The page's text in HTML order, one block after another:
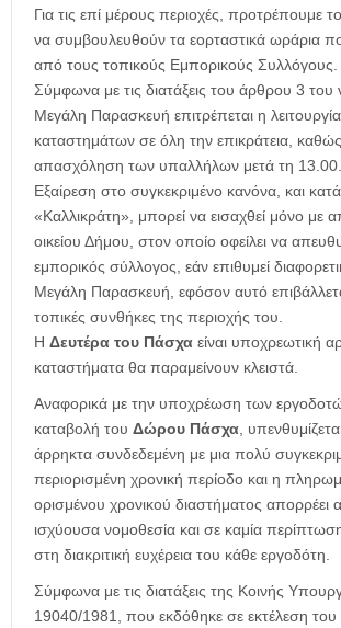
Για τις επί μέρους περιοχές, προτρέπουμε
να συμβουλευθούν τα εορταστικά ωράρια
από τους τοπικούς Εμπορικούς Συλλόγους.
Σύμφωνα με τις διατάξεις του άρθρου 3
Μεγάλη Παρασκευή επιτρέπεται η
καταστημάτων σε όλη την επικράτεια,
απασχόληση των υπαλλήλων μετά τη 13.00.
Εξαίρεση στο συγκεκριμένο κανόνα, και κατά
«Καλλικράτη», μπορεί να εισαχθεί μόνο με
οικείου Δήμου, στον οποίο οφείλει να
εμπορικός σύλλογος, εάν επιθυμεί
Μεγάλη Παρασκευή, εφόσον αυτό
τοπικές συνθήκες της περιοχής του.
Η Δευτέρα του Πάσχα είναι υποχρεωτική
καταστήματα θα παραμείνουν κλειστά.
Αναφορικά με την υποχρέωση των
καταβολή του Δώρου Πάσχα,
άρρηκτα συνδεδεμένη με μια πολύ
περιορισμένη χρονική περίοδο και η
ορισμένου χρονικού διαστήματος απορρέει
ισχύουσα νομοθεσία και σε καμία
στη διακριτική ευχέρεια του κάθε εργοδότη.
Σύμφωνα με τις διατάξεις της Κοινής
19040/1981, που εκδόθηκε σε εκτέλεση